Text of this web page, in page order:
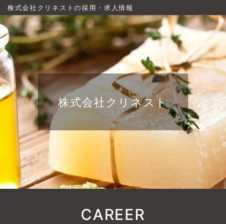
株式会社クリネストの採用・求人情報
株式会社クリネスト
CAREER